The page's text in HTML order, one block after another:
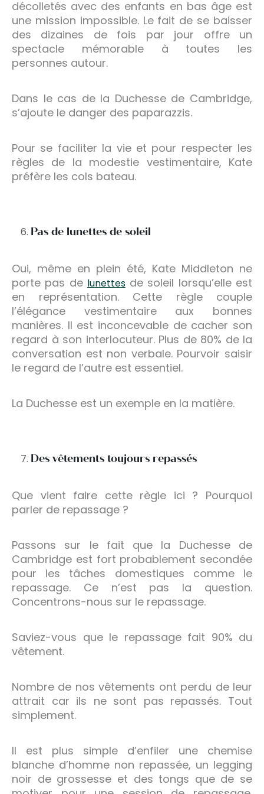
décolletés avec des enfants en bas âge est
une mission impossible. Le fait de se baisser
des dizaines de fois par jour offre un
spectacle mémorable à toutes les
personnes autour.
Dans le cas de la Duchesse de Cambridge,
s’ajoute le danger des paparazzis.
Pour se faciliter la vie et pour respecter les
règles de la modestie vestimentaire, Kate
préfère les cols bateau.
Pas de lunettes de soleil
Oui, même en plein été, Kate Middleton ne
porte pas de lunettesde soleil lorsqu’elle est
en représentation. Cette règle couple
l’élégance vestimentaire aux bonnes
manières. Il est inconcevable de cacher son
regard à son interlocuteur. Plus de 80% de la
conversation est non verbale. Pourvoir saisir
le regard de l’autre est essentiel.
La Duchesse est un exemple en la matière.
Des vêtements toujours repassés
Que vient faire cette règle ici ? Pourquoi
parler de repassage ?
Passons sur le fait que la Duchesse de
Cambridge est fort probablement secondée
pour les tâches domestiques comme le
repassage. Ce n’est pas la question.
Concentrons-nous sur le repassage.
Saviez-vous que le repassage fait 90% du
vêtement.
Nombre de nos vêtements ont perdu de leur
attrait car ils ne sont pas repassés. Tout
simplement.
Il est plus simple d’enfiler une chemise
blanche d’homme non repassée, un legging
noir de grossesse et des tongs que de se